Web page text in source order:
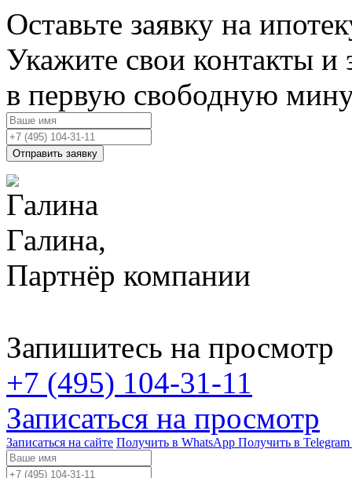
Оставьте заявку на
Укажите свои контакты и
в первую свободную
Отправить заявку
Галина,
Партнёр компании
Запишитесь на просмотр
+7 (495) 104-31-11
Записаться на просмотр
Записаться на сайте Получить в WhatsApp Получить в Telegram